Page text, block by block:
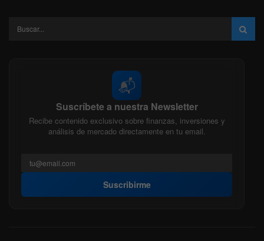
📬
Suscríbete a nuestra Newsletter
Recibe contenido exclusivo sobre finanzas, inversiones y
análisis de mercado directamente en tu email.
Suscribirme